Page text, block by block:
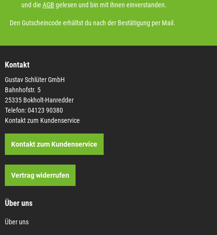
und die AGB gelesen und bin mit ihnen einverstanden.
Den Gutscheincode erhältst du nach der Bestätigung per Mail.
Kontakt
Gustav Schlüter GmbH
Bahnhofstr. 5
25335 Bokholt-Hanredder
Telefon: 04123 90380
Kontakt zum Kundenservice
Kontakt zum Kundenservice
Vertrag widerrufen
Über uns
Über uns